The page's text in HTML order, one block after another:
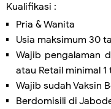
Kualifikasi :
Pria & Wanita
Usia maksimum 30
Wajib pengalaman
atau Retail minimal 1
Wajib sudah Vaksin
Berdomisili di